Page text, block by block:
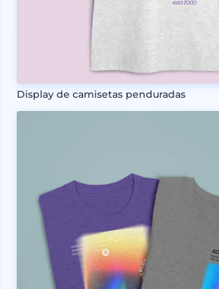
Display de camisetas penduradas